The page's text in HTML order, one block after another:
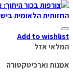
Add to wishlist
המלאי אזל
אמנות וארכיטקטורה